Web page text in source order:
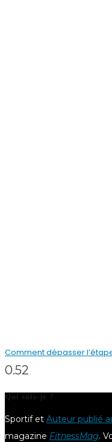
Comment dépasser
Qui suis-je ?
Sportif et Auteur publié
magazine FitnessMag.